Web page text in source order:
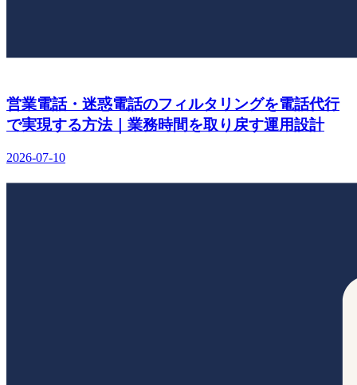
営業電話・迷惑電話のフィルタリングを電話代行
で実現する方法｜業務時間を取り戻す運用設計
2026-07-10